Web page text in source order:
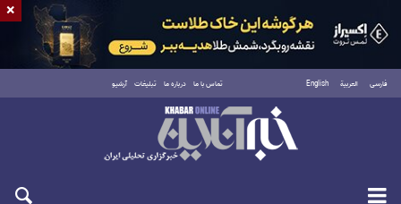
فارسی العربية English تماس با ما درباره ما تبلیغات آرشیو
پنجشنبه ۱۵ مرداد ۱۴۰۵
×